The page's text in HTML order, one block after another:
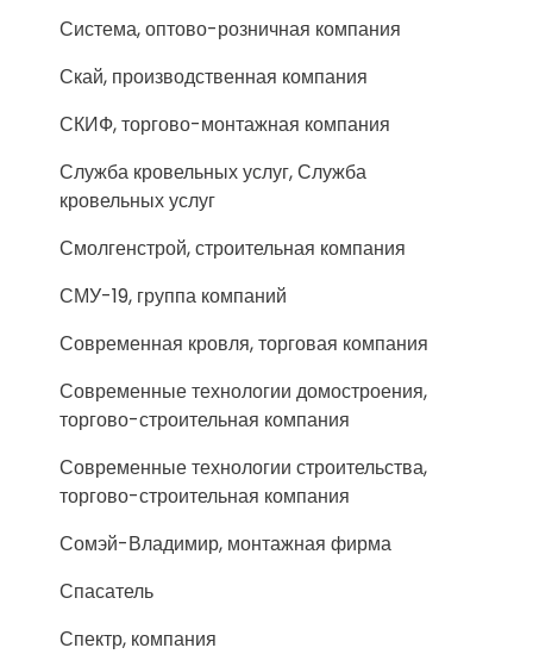
Система, оптово-розничная компания
Скай, производственная компания
СКИФ, торгово-монтажная компания
Служба кровельных услуг, Служба
кровельных услуг
Смолгенстрой, строительная компания
СМУ-19, группа компаний
Современная кровля, торговая компания
Современные технологии домостроения,
торгово-строительная компания
Современные технологии строительства,
торгово-строительная компания
Сомэй-Владимир, монтажная фирма
Спасатель
Спектр, компания